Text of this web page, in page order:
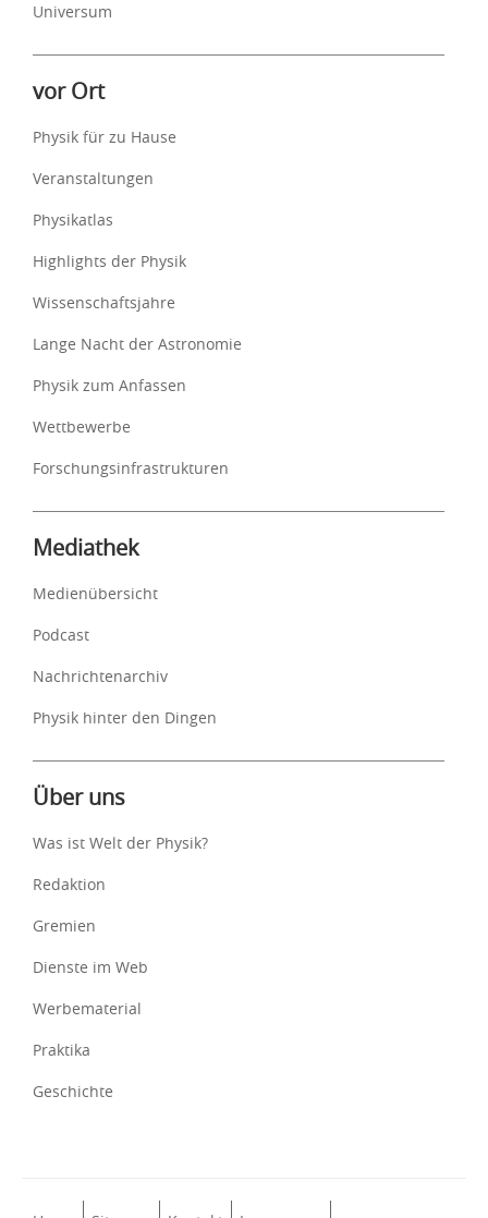
Universum
vor Ort
Physik für zu Hause
Veranstaltungen
Physikatlas
Highlights der Physik
Wissenschaftsjahre
Lange Nacht der Astronomie
Physik zum Anfassen
Wettbewerbe
Forschungsinfrastrukturen
Mediathek
Medienübersicht
Podcast
Nachrichtenarchiv
Physik hinter den Dingen
Über uns
Was ist Welt der Physik?
Redaktion
Gremien
Dienste im Web
Werbematerial
Praktika
Geschichte